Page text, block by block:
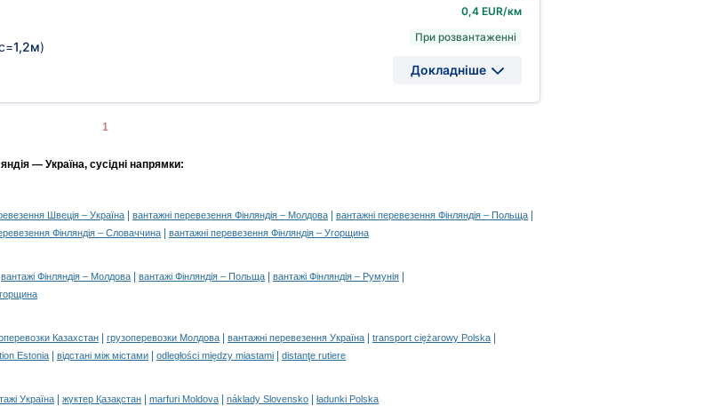
1,2м)
0,4 EUR/км
При розвантаженні
Докладніше
1
— Україна, сусідні напрямки:
Швеція – Україна вантажні перевезення Фінляндія – Молдова вантажні перевезення Фінляндія – Польща
Фінляндія – Словаччина вантажні перевезення Фінляндія – Угорщина
вантажі Фінляндія – Молдова вантажі Фінляндія – Польща вантажі Фінляндія – Румунія
Казахстан грузоперевозки Молдова вантажні перевезення Україна transport ciężarowy Polska
Estonia відстані між містами odległości między miastami distanţe rutiere
Україна жүктер Қазақстан marfuri Moldova náklady Slovensko ładunki Polska